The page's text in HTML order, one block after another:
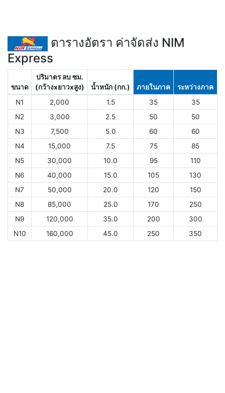
ตารางอัตรา ค่าจัดส่ง NIM
Express
ขนาด
ปริมาตร ลบ ซม.
(กว้างxยาวxสูง)
น้ำหนัก (กก.) ภายในภาค
ระหว่างภาค
N1
2,000 1.5 35
35
N2
3,000 2.5 50
50
N3
7,500 5.0 60
60
N4
15,000 7.5 75
85
N5
30,000 10.0 95
110
N6
40,000 15.0 105
130
N7
50,000 20.0 120
150
N8
85,000 25.0 170
250
N9
120,000 35.0 200
300
N10
160,000 45.0 250 350